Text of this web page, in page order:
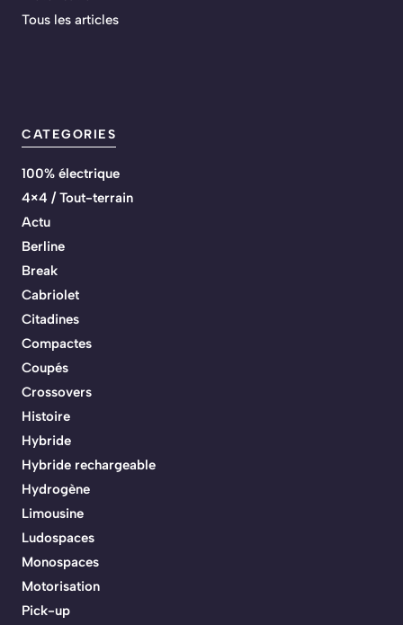
Tous les articles
CATEGORIES
100% électrique
4×4 / Tout-terrain
Actu
Berline
Break
Cabriolet
Citadines
Compactes
Coupés
Crossovers
Histoire
Hybride
Hybride rechargeable
Hydrogène
Limousine
Ludospaces
Monospaces
Motorisation
Pick-up